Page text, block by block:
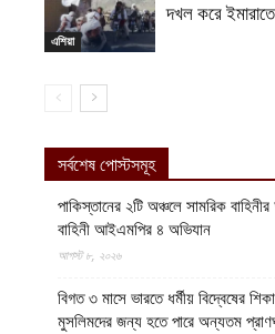
এশিয়া
দখল করে
সর্বশেষ পোস্টসমূহ
পাকিস্তানের ২টি অঞ্চলে সামরিক
বাহিনী আইএমপির ৪ অভিযান
আগস্ট ৮, ২০২৬
বিগত ৩ মাসে ভারতে ধর্মীয় বিদ্বেষের
মুসলিমদের জন্য হতে পারে অন্যতম